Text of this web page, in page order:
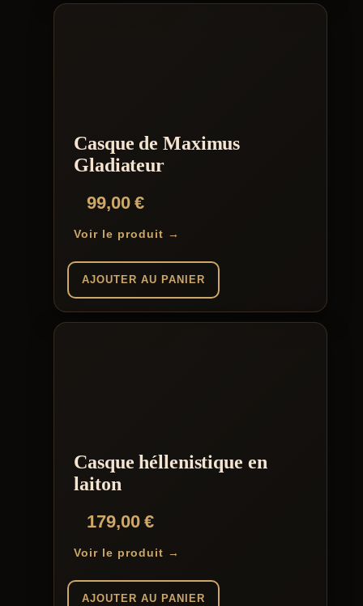
Casque de Maximus
Gladiateur
99,00€
Voir le produit →
AJOUTER AU PANIER
Casque héllenistique en
laiton
179,00€
Voir le produit →
AJOUTER AU PANIER